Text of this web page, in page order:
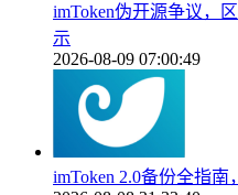
imToken伪开源争议，
示
2026-08-09 07:00:49
imToken 2.0备份全指